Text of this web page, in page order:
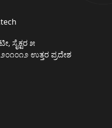
ಸೈಕ್ಟರ ೫
ಉತ್ತರ ಪ್ರದೇಶ